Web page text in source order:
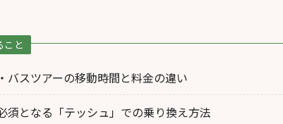
こと
バスツアーの移動時間と料金の違い
須となる「テッシュ」での乗り換え方法